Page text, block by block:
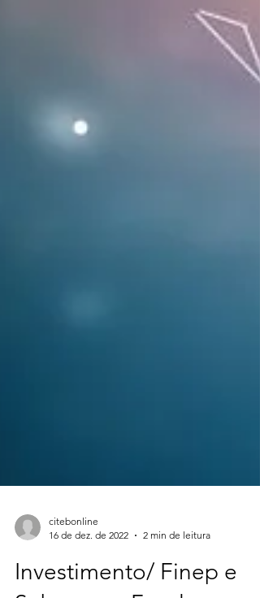
16 de dez. de 2022
2 min de leitura